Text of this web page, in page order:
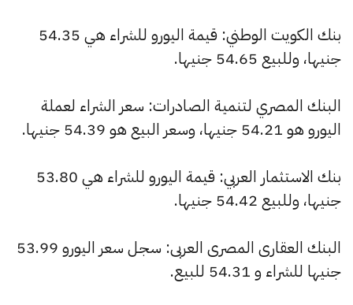
بنك الكويت الوطني: قيمة اليورو للشراء هي 54.35
جنيها، وللبيع 54.65 جنيها.
البنك المصري لتنمية الصادرات: سعر الشراء لعملة
اليورو هو 54.21 جنيها، وسعر البيع هو 54.39 جنيها.
بنك الاستثمار العربي: قيمة اليورو للشراء هي 53.80
جنيها، وللبيع 54.42 جنيها.
البنك العقارى المصرى العربى: سجل سعر اليورو 53.99
جنيها للشراء و 54.31 للبيع.